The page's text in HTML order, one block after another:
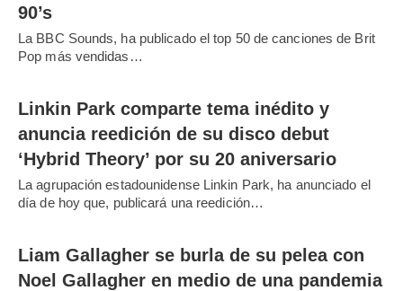
90’s
La BBC Sounds, ha publicado el top 50 de canciones de Brit
Pop más vendidas…
Linkin Park comparte tema inédito y
anuncia reedición de su disco debut
‘Hybrid Theory’ por su 20 aniversario
La agrupación estadounidense Linkin Park, ha anunciado el
día de hoy que, publicará una reedición…
Liam Gallagher se burla de su pelea con
Noel Gallagher en medio de una pandemia